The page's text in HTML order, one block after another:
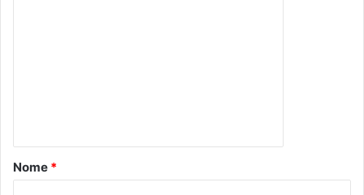
o
Nome *